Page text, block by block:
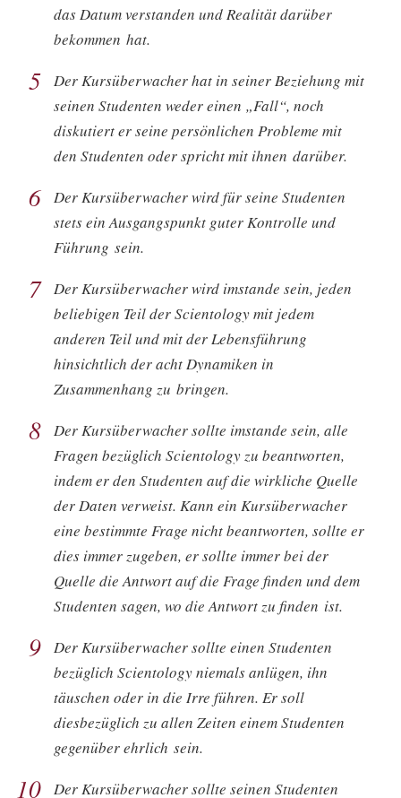
das Datum verstanden und Realität darüber
bekommen hat.
5
Der Kursüberwacher hat in seiner Beziehung mit
seinen Studenten weder einen „Fall“, noch
diskutiert er seine persönlichen Probleme mit
den Studenten oder spricht mit ihnen darüber.
6
Der Kursüberwacher wird für seine Studenten
stets ein Ausgangspunkt guter Kontrolle und
Führung sein.
7 Der Kursüberwacher wird imstande sein, jeden
beliebigen Teil der Scientology mit jedem
anderen Teil und mit der Lebensführung
hinsichtlich der acht Dynamiken in
Zusammenhang zu bringen.
8
Der Kursüberwacher sollte imstande sein, alle
Fragen bezüglich Scientology zu beantworten,
indem er den Studenten auf die wirkliche Quelle
der Daten verweist. Kann ein Kursüberwacher
eine bestimmte Frage nicht beantworten, sollte er
dies immer zugeben, er sollte immer bei der
Quelle die Antwort auf die Frage finden und dem
Studenten sagen, wo die Antwort zu finden ist.
9
Der Kursüberwacher sollte einen Studenten
bezüglich Scientology niemals anlügen, ihn
täuschen oder in die Irre führen. Er soll
diesbezüglich zu allen Zeiten einem Studenten
gegenüber ehrlich sein.
10 Der Kursüberwacher sollte seinen Studenten